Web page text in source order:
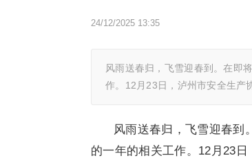
24/12/2025 13:35
风雨送春归，飞雪迎春到。在即
作。12月23日，泸州市安全生产
风雨送春归，飞雪迎春到
的一年的相关工作。12月23